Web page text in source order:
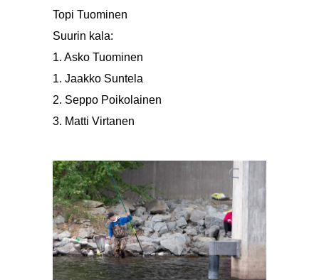
Topi Tuominen
Suurin kala:
1. Asko Tuominen
1. Jaakko Suntela
2. Seppo Poikolainen
3. Matti Virtanen